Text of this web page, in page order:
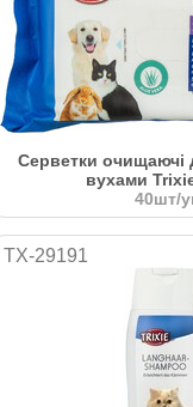
Серветки очищаючі
вухами
40шт/
TX-29191